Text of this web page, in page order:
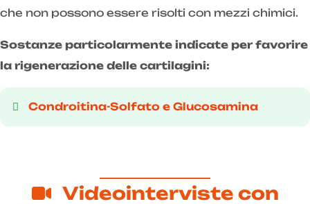
che non possono essere risolti con mezzi chimici.
Sostanze particolarmente indicate per favorire
la rigenerazione delle cartilagini:
Condroitina-Solfato e Glucosamina
Videointerviste con